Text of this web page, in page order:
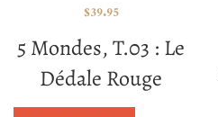
5 Mondes, T.03 : Le
Dédale Rouge
$39.95